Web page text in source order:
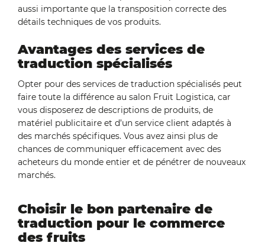
aussi importante que la transposition correcte des
détails techniques de vos produits.
Avantages des services de
traduction spécialisés
Opter pour des services de traduction spécialisés peut
faire toute la différence au salon Fruit Logistica, car
vous disposerez de descriptions de produits, de
matériel publicitaire et d’un service client adaptés à
des marchés spécifiques. Vous avez ainsi plus de
chances de communiquer efficacement avec des
acheteurs du monde entier et de pénétrer de nouveaux
marchés.
Choisir le bon partenaire de
traduction pour le commerce
des fruits